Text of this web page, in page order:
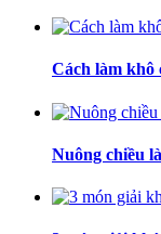
Cách làm khô
Nuông chiều